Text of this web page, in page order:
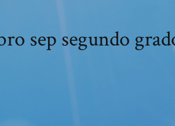
sep segundo